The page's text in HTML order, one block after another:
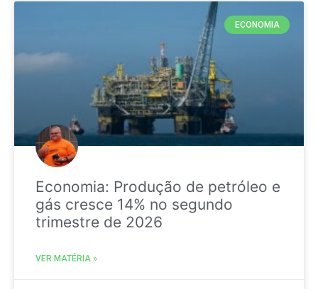
ECONOMIA
Economia: Produção de petróleo e
gás cresce 14% no segundo
trimestre de 2026
VER MATÉRIA »